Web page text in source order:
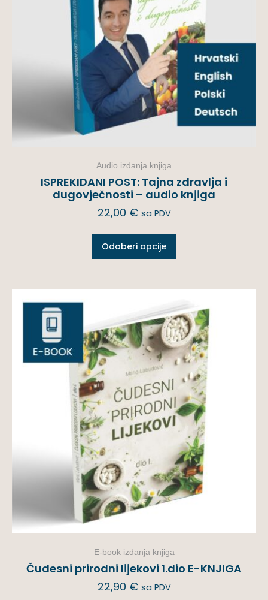
Audio izdanja knjiga
ISPREKIDANI POST: Tajna zdravlja i
dugovječnosti – audio knjiga
22,00 € sa PDV
Odaberi opcije
E-book izdanja knjiga
Čudesni prirodni lijekovi 1.dio E-KNJIGA
22,90 € sa PDV